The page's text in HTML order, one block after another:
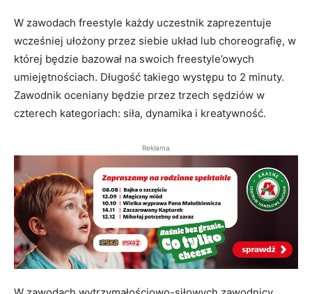
W zawodach freestyle każdy uczestnik zaprezentuje
wcześniej ułożony przez siebie układ lub choreografię, w
której będzie bazował na swoich freestyle’owych
umiejętnościach. Długość takiego występu to 2 minuty.
Zawodnik oceniany będzie przez trzech sędziów w
czterech kategoriach: siła, dynamika i kreatywność.
Reklama